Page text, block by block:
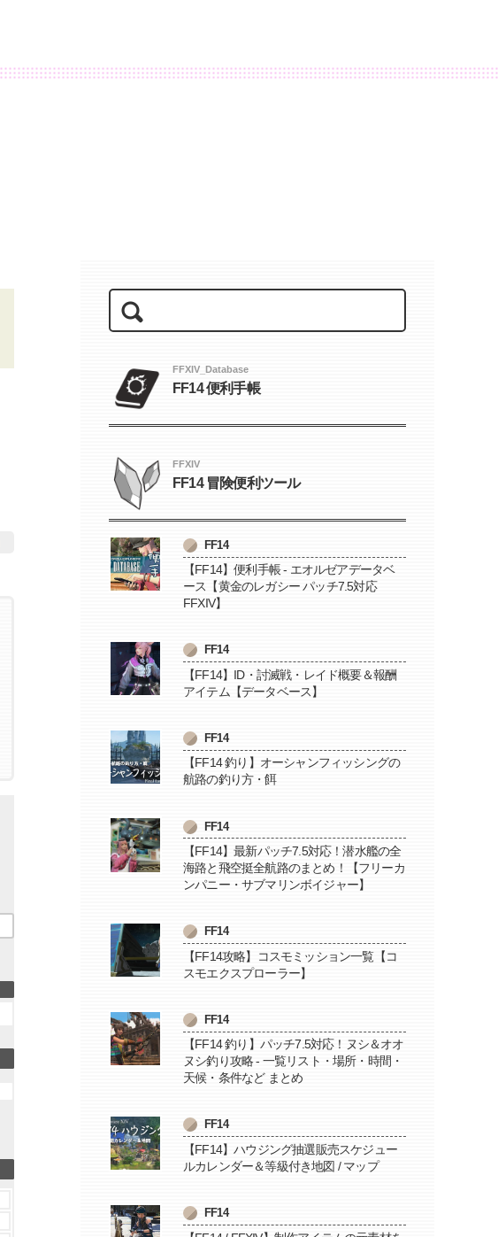
FFXIV_Database
FF14 便利手帳
FFXIV
FF14 冒険便利ツール
FF14
【FF14】便利手帳 - エオルゼアデータベ
ース【黄金のレガシー パッチ7.5対応
FFXIV】
FF14
【FF14】ID・討滅戦・レイド概要＆報酬
アイテム【データベース】
FF14
【FF14 釣り】オーシャンフィッシングの
航路の釣り方・餌
FF14
【FF14】最新パッチ7.5対応！潜水艦の全
海路と飛空挺全航路のまとめ！【フリーカ
ンパニー・サブマリンボイジャー】
FF14
【FF14攻略】コスモミッション一覧【コ
スモエクスプローラー】
FF14
【FF14 釣り】パッチ7.5対応！ヌシ＆オオ
ヌシ釣り攻略 - 一覧リスト・場所・時間・
天候・条件など まとめ
FF14
【FF14】ハウジング抽選販売スケジュー
ルカレンダー＆等級付き地図 / マップ
FF14